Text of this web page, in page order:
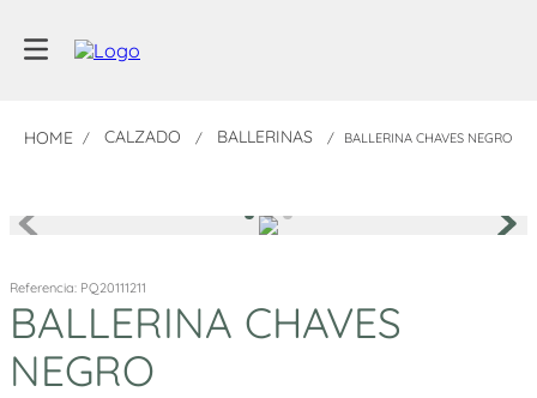
CALZADO BALLERINAS BALLERINA CHAVES NEGRO
Referencia: PQ20111211
BALLERINA CHAVES
NEGRO